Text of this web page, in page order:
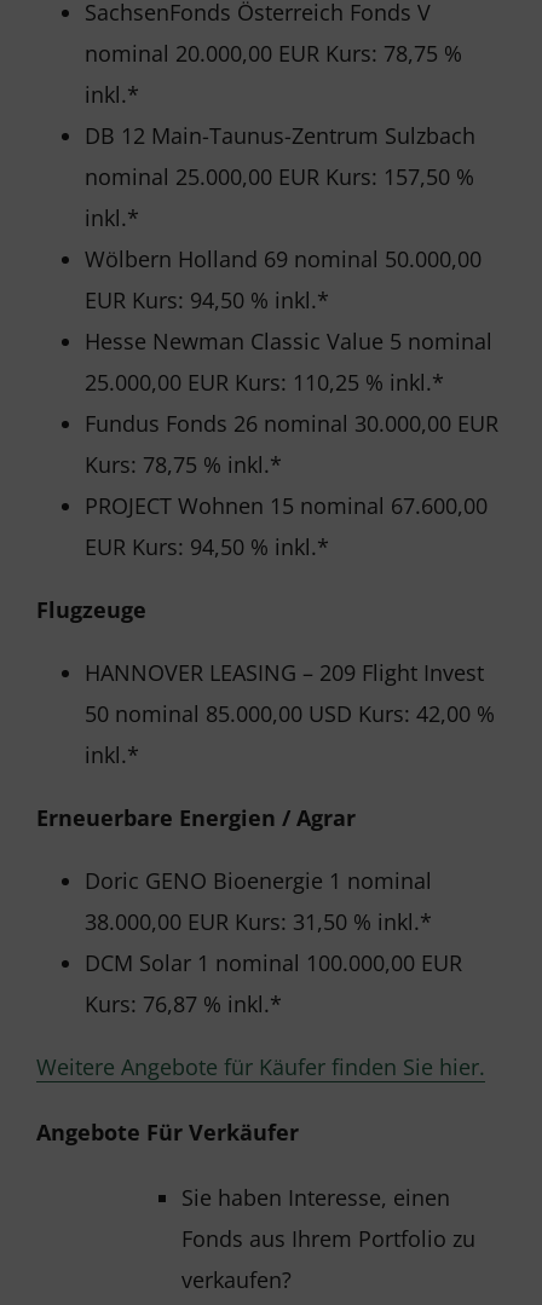
SachsenFonds Österreich Fonds V
nominal 20.000,00 EUR Kurs: 78,75 %
inkl.*
DB 12 Main-Taunus-Zentrum Sulzbach
nominal 25.000,00 EUR Kurs: 157,50 %
inkl.*
Wölbern Holland 69 nominal 50.000,00
EUR Kurs: 94,50 % inkl.*
Hesse Newman Classic Value 5 nominal
25.000,00 EUR Kurs: 110,25 % inkl.*
Fundus Fonds 26 nominal 30.000,00 EUR
Kurs: 78,75 % inkl.*
PROJECT Wohnen 15 nominal 67.600,00
EUR Kurs: 94,50 % inkl.*
Flugzeuge
HANNOVER LEASING – 209 Flight Invest
50 nominal 85.000,00 USD Kurs: 42,00 %
inkl.*
Erneuerbare Energien / Agrar
Doric GENO Bioenergie 1 nominal
38.000,00 EUR Kurs: 31,50 % inkl.*
DCM Solar 1 nominal 100.000,00 EUR
Kurs: 76,87 % inkl.*
Weitere Angebote für Käufer finden Sie hier.
Angebote Für Verkäufer
Sie haben Interesse, einen
Fonds aus Ihrem Portfolio zu
verkaufen?